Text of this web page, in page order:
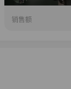
销售额